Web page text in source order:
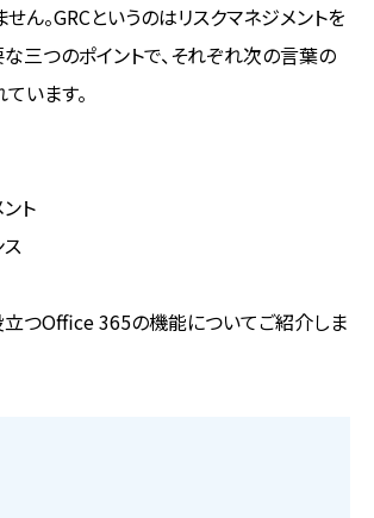
ん。GRCというのはリスクマネジメントを
三つのポイントで、それぞれ次の言葉の
います。
ト
立つOffice 365の機能についてご紹介しま